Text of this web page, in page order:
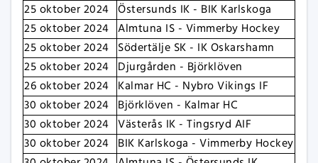
25 oktober 2024 Östersunds IK - BIK Karlskoga
25 oktober 2024 Almtuna IS - Vimmerby Hockey
25 oktober 2024
Södertälje SK - IK Oskarshamn
25 oktober 2024
Djurgården - Björklöven
26 oktober 2024
Kalmar HC - Nybro Vikings IF
30 oktober 2024
Björklöven - Kalmar HC
30 oktober 2024 Västerås IK - Tingsryd AIF
30 oktober 2024
BIK Karlskoga - Vimmerby Hockey